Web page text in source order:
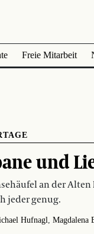
Freie Mitarbeit
und
an der
jeder genug.
Hufnagl Magdalena